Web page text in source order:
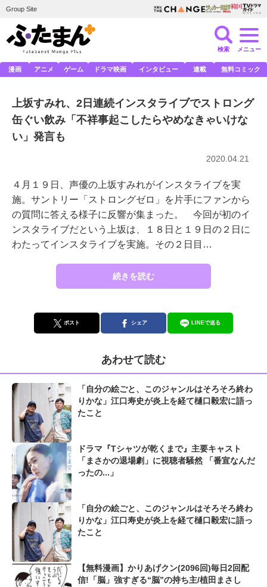
Group Site
検索 メニュー
漫画 アニメ ゲーム ドラマ映画 インタビュー 連載 無料コミック
上坂すみれ、2日連続インスタライブでストロング
缶ぐい飲み「不祥事起こしたらやめなきゃいけな
い」発言も
2020.04.21
４月１９日、声優の上坂すみれがインスタライブを実
施。サントリー「ストロングゼロ」を片手にファンから
の質問に答える様子に反響が集まった。 今回が初のイ
ンスタライブだという上坂は、１８日と１９日の２日に
わたってインスタライブを実施。その２日目…
続きを読む
ポスト シェア LINEで送る
あわせて読む
「自分の絵ごと、このジャンルはそろそろ終わ
りかな」江口寿史が炎上を経て樋口毅宏に語っ
たこと
ドラマ『Tシャツが乾くまで』主要キャスト
「まさかの退場劇」に視聴者騒然 「番宣なんだ
ったの...」
「自分の絵ごと、このジャンルはそろそろ終わ
りかな」江口寿史が炎上を経て樋口毅宏に語っ
たこと
【無料漫画】かりあげクン(2096回)毎日2回配
信!「脳」強すぎる“脳”の持ち主/植田まさし